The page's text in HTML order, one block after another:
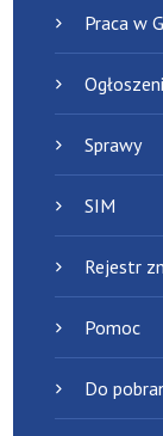
Praca w
Sprawy
SIM
Rejestr
Pomoc
Do